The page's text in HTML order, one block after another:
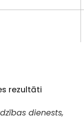
rezultāti
dienests,